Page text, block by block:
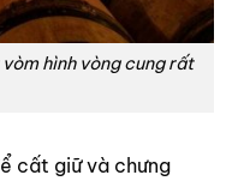
hình vòng cung rất
cất giữ và chưng